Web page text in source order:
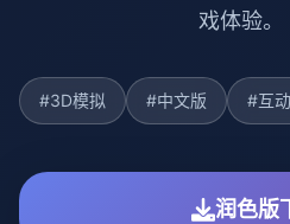
戏体验。
#3D模拟 #中文版 #互
润色版